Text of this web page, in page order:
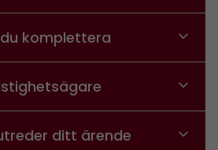
komplettera
ditt ärende